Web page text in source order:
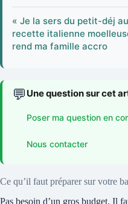
« Je la sers du petit-déj
recette italienne
rend ma famille accro
💬 Une question sur cet
Poser ma question en
Nous contacter
Ce qu’il faut préparer sur votre
Pas besoin d’un gros budget. Il